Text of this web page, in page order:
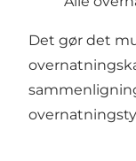
Det gør det